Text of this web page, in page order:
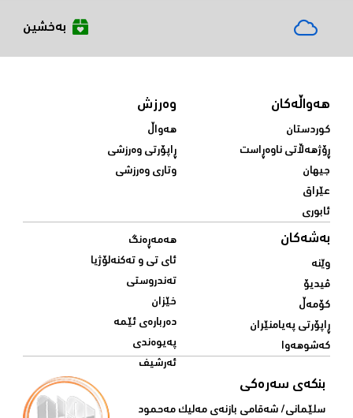
بەخشین
هەواڵەکان
کوردستان
ڕۆژهەڵاتی ناوەڕاست
جیهان
عێراق
ئابوری
وەرزش
هەواڵ
ڕاپۆرتی وەرزشی
وتاری وەرزشی
بەشەکان
وێنە
ڤیدیۆ
کۆمەڵ
ڕاپۆرتی پەیامنێران
کەشوهەوا
هەمەڕەنگ
ئای تی و تەکنەلۆژیا
تەندروستی
خێزان
دەربارەی ئێمە
پەیوەندی
ئەرشیف
بنکەی سەرەکی
سلێمانی/ شه‌قامی بازنه‌ی مه‌لیک مه‌حمود